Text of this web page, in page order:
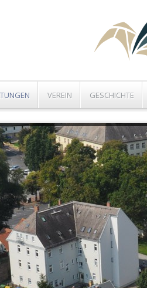
VEREIN GESCHICHTE